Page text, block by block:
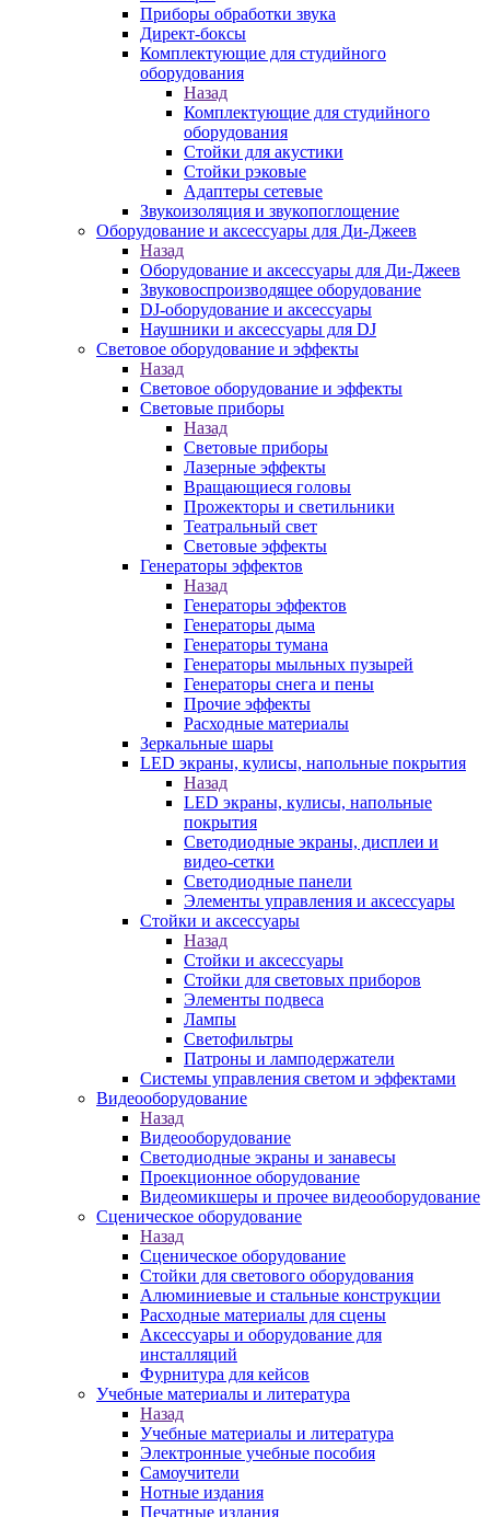
Приборы обработки звука
Директ-боксы
Комплектующие для студийного
оборудования
Назад
Комплектующие для студийного
оборудования
Стойки для акустики
Стойки рэковые
Адаптеры сетевые
Звукоизоляция и звукопоглощение
Оборудование и аксессуары для Ди-Джеев
Назад
Оборудование и аксессуары для Ди-Джеев
Звуковоспроизводящее оборудование
DJ-оборудование и аксессуары
Наушники и аксессуары для DJ
Световое оборудование и эффекты
Назад
Световое оборудование и эффекты
Световые приборы
Назад
Световые приборы
Лазерные эффекты
Вращающиеся головы
Прожекторы и светильники
Театральный свет
Световые эффекты
Генераторы эффектов
Назад
Генераторы эффектов
Генераторы дыма
Генераторы тумана
Генераторы мыльных пузырей
Генераторы снега и пены
Прочие эффекты
Расходные материалы
Зеркальные шары
LED экраны, кулисы, напольные покрытия
Назад
LED экраны, кулисы, напольные
покрытия
Светодиодные экраны, дисплеи и
видео-сетки
Светодиодные панели
Элементы управления и аксессуары
Стойки и аксессуары
Назад
Стойки и аксессуары
Стойки для световых приборов
Элементы подвеса
Лампы
Светофильтры
Патроны и ламподержатели
Системы управления светом и эффектами
Видеооборудование
Назад
Видеооборудование
Светодиодные экраны и занавесы
Проекционное оборудование
Видеомикшеры и прочее видеооборудование
Сценическое оборудование
Назад
Сценическое оборудование
Стойки для светового оборудования
Алюминиевые и стальные конструкции
Расходные материалы для сцены
Аксессуары и оборудование для
инсталляций
Фурнитура для кейсов
Учебные материалы и литература
Назад
Учебные материалы и литература
Электронные учебные пособия
Самоучители
Нотные издания
Печатные издания